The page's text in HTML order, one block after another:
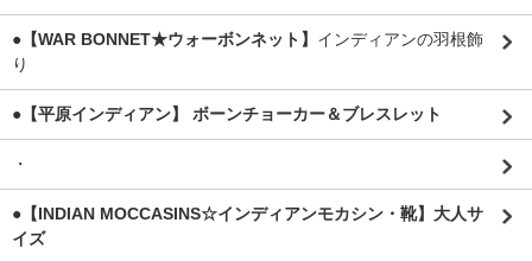
●【WAR BONNET★ウォーボンネット】 インディアンの羽根飾
り
●【平原インディアン】 ボーンチョーカー＆ブレスレット
・
●【INDIAN MOCCASINS☆インディアンモカシン・靴】大人サ
イズ